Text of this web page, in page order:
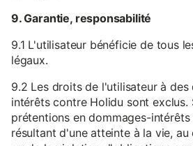
9. Garantie, responsabilité
9.1 L'utilisateur bénéficie de tous
légaux.
9.2 Les droits de l'utilisateur à des
intérêts contre Holidu sont exclus.
prétentions en dommages-
résultant d'une atteinte à la vie,